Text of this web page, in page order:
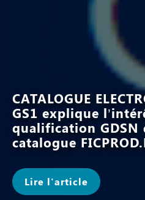
CATALOGUE
GS1 explique
qualification GDSN
catalogue
Lire l'article